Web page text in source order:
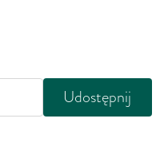
Udostępnij